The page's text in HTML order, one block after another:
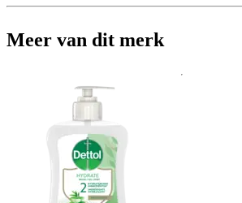
Meer van dit merk